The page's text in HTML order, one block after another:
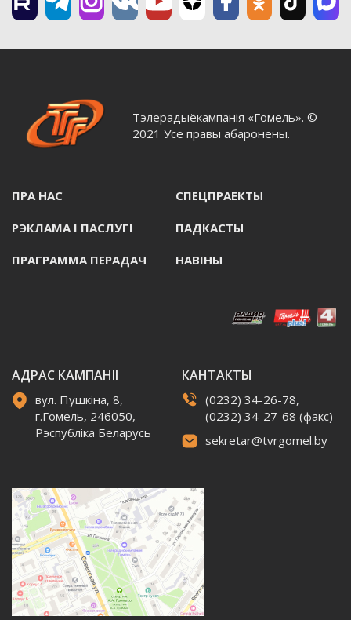
Тэлерадыёкампанія «Гомель». ©
2021 Усе правы абаронены.
ПРА НАС СПЕЦПРАЕКТЫ
РЭКЛАМА I ПАСЛУГI ПАДКАСТЫ
ПРАГРАММА ПЕРАДАЧ НАВIНЫ
АДРАС КАМПАНІІ
вул. Пушкіна, 8,
г.Гомель, 246050,
Рэспубліка Беларусь
КАНТАКТЫ
(0232) 34-26-78,
(0232) 34-27-68 (факс)
sekretar@tvrgomel.by